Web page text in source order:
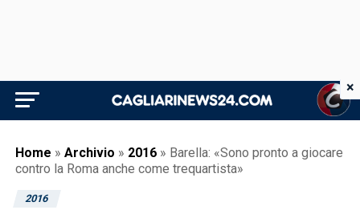
Home » Archivio » 2016 » Barella: «Sono pronto a giocare
contro la Roma anche come trequartista»
2016
×